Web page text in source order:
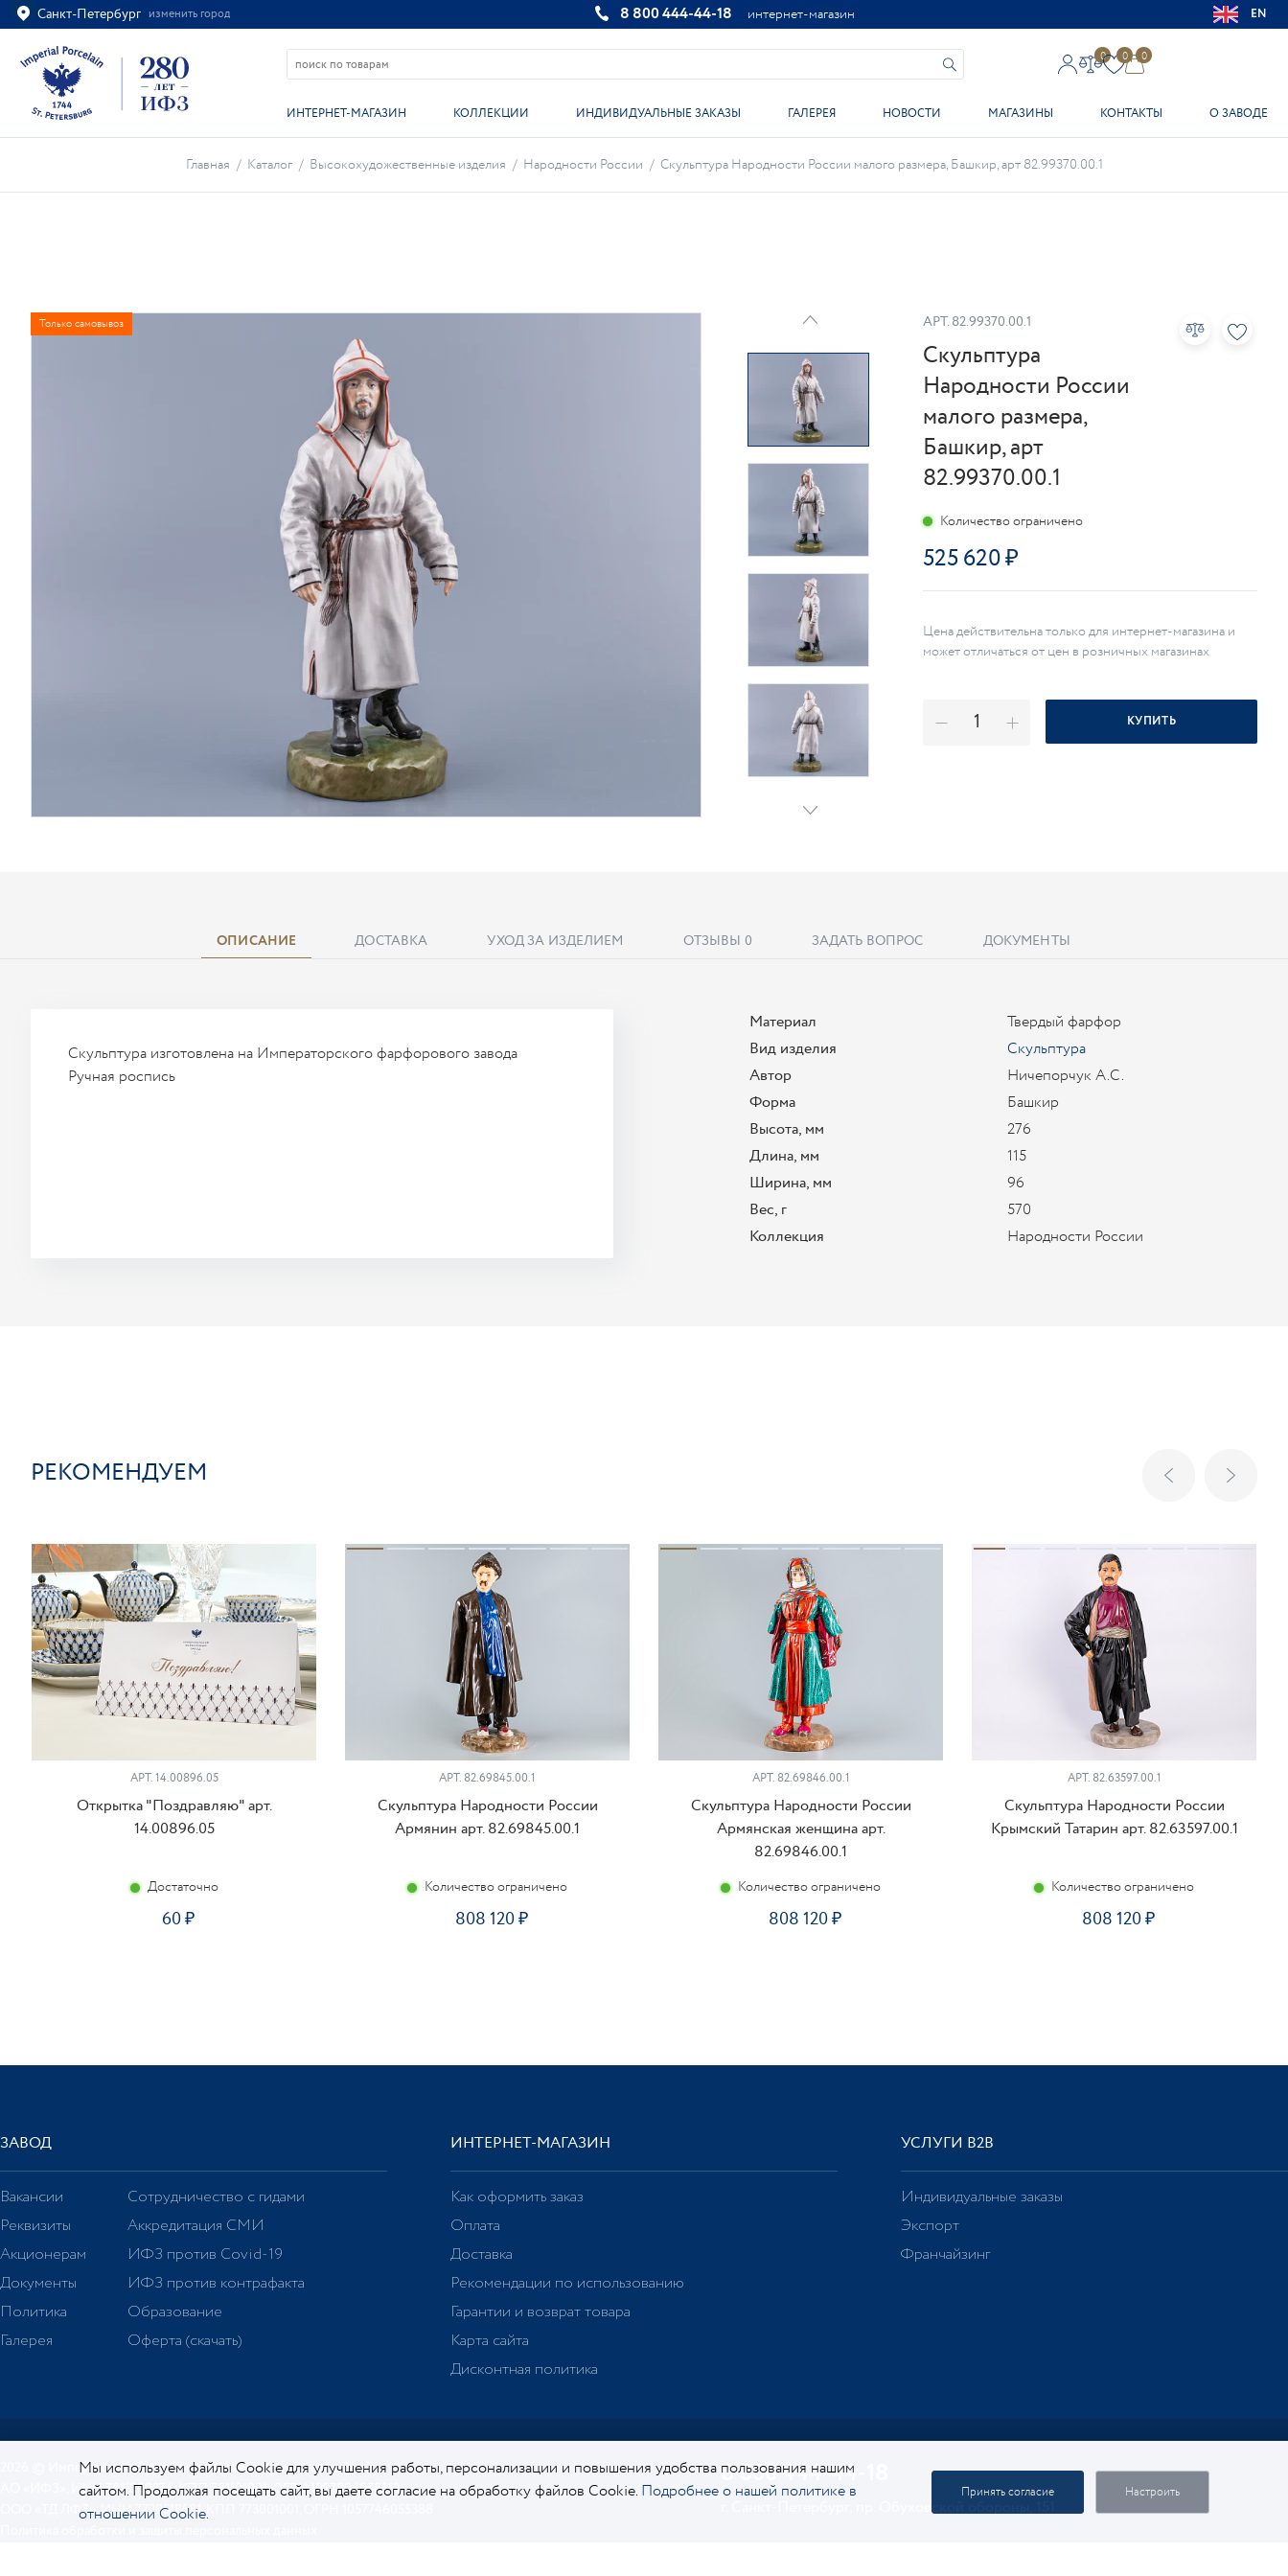
Санкт-Петербург изменить город
Ваш город Санкт-Петербург?
ВСЁ ВЕРНО ИЗМЕНИТЬ
8 800 444-44-18 интернет-магазин EN
0 0 0
ИНТЕРНЕТ-МАГАЗИН КОЛЛЕКЦИИ ИНДИВИДУАЛЬНЫЕ ЗАКАЗЫ ГАЛЕРЕЯ НОВОСТИ МАГАЗИНЫ КОНТАКТЫ О ЗАВОДЕ
Главная / Каталог / Высокохудожественные изделия / Народности России / Скульптура Народности России малого размера, Башкир, арт 82.99370.00.1
Только самовывоз АРТ. 82.99370.00.1
Скульптура
Народности России
малого размера,
Башкир, арт
82.99370.00.1
525 620
Количество ограничено
Цена действительна только для интернет-магазина и
может отличаться от цен в розничных магазинах
КУПИТЬ
ОПИСАНИЕ ДОСТАВКА УХОД ЗА ИЗДЕЛИЕМ ОТЗЫВЫ 0 ЗАДАТЬ ВОПРОС ДОКУМЕНТЫ
Скульптура изготовлена на Императорского фарфорового завода
Ручная роспись
Материал
Твердый фарфор
Вид изделия
Скульптура
Автор
Ничепорчук А.С.
Форма
Башкир
Высота, мм
276
Длина, мм
115
Ширина, мм
96
Вес, г
570
Коллекция
Народности России
РЕКОМЕНДУЕМ
АРТ. 14.00896.05
Открытка "Поздравляю" арт.
14.00896.05
Достаточно
60
АРТ. 82.69845.00.1
Скульптура Народности России
Армянин арт. 82.69845.00.1
Количество ограничено
808 120
АРТ. 82.69846.00.1
Скульптура Народности России
Армянская женщина арт.
82.69846.00.1
Количество ограничено
808 120
АРТ. 82.63597.00.1
Скульптура Народности России
Крымский Татарин арт. 82.63597.00.1
Количество ограничено
808 120
ЗАВОД
Вакансии
Реквизиты
Акционерам
Документы
Политика
Галерея
Сотрудничество с гидами
Аккредитация СМИ
ИФЗ против Covid-19
ИФЗ против контрафакта
Образование
Оферта (скачать)
ИНТЕРНЕТ-МАГАЗИН
Как оформить заказ
Оплата
Доставка
Рекомендации по использованию
Гарантии и возврат товара
Карта сайта
Дисконтная политика
УСЛУГИ В2В
Индивидуальные заказы
Экспорт
Франчайзинг
2026 © Императорский фарфоровый завод. Официальный сайт.
АО «ИФЗ», ИНН 7811000276, КПП 781101001, ОГРН 1027806058213
ООО «ТД ЛФЗ», ИНН 7730518581, КПП 773001001, ОГРН 1057746055388
8 800 444-44-18
г. Санкт-Петербург, пр. Обуховской обороны, 151
Мы используем файлы Cookie для улучшения работы, персонализации и повышения удобства пользования нашим
сайтом. Продолжая посещать сайт, вы даете согласие на обработку файлов Cookie. Подробнее о нашей политике в
отношении Cookie.
Принять согласие Настроить